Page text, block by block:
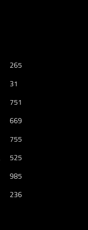
265
31
751
669
755
525
985
236